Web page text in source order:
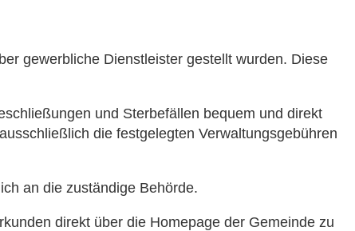
gewerbliche Dienstleister gestellt wurden. Diese
und Sterbefällen bequem und direkt
die festgelegten Verwaltungsgebühren
an die zuständige Behörde.
direkt über die Homepage der Gemeinde zu